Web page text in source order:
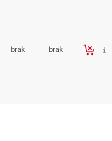
brak brak